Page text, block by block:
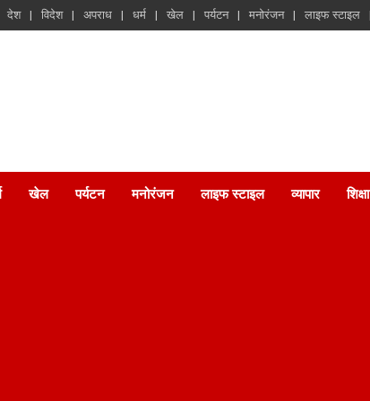
देश विदेश अपराध धर्म खेल पर्यटन मनोरंजन लाइफ स्टाइल
खेल पर्यटन मनोरंजन लाइफ स्टाइल व्यापार शिक्षा